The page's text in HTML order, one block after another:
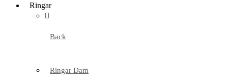
Ringar
Back
Ringar Dam